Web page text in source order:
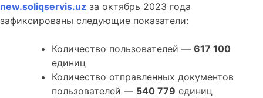
new.soliqservis.uz за октябрь 2023 года
зафиксированы следующие показатели:
Количество пользователей — 617 100
единиц
Количество отправленных документов
пользователей — 540 779 единиц